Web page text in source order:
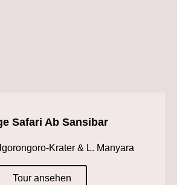
Safari Ab Sansibar
Krater & L. Manyara
Tour ansehen